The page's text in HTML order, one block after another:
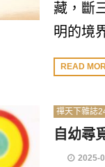
藏，斷
明的境
READ
禪天下雜誌
自幼尋
2025-